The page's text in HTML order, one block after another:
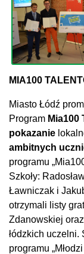
MIA100
Miasto Łódź
Program Mia100
pokazanie
ambitnych
programu
Szkoły:
Ławniczak i
otrzymali listy
Zdanowskiej
łódzkich uczelni.
programu